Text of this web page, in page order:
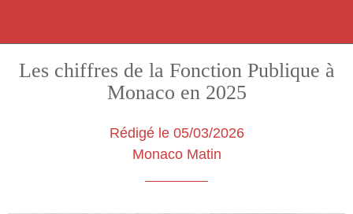
Les chiffres de la Fonction Publique à
Monaco en 2025
Rédigé le 05/03/2026
Monaco Matin